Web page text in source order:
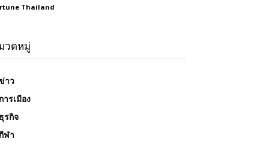
Thailand
วดหมู่
าว
ารเมือง
ธุรกิจ
ฬา